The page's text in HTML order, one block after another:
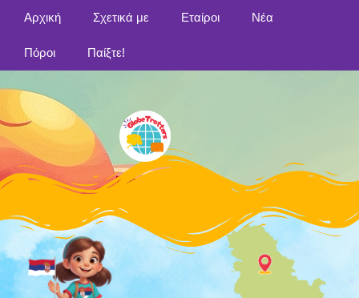
Αρχική Σχετικά με Εταίροι Νέα
Πόροι Παίξτε!